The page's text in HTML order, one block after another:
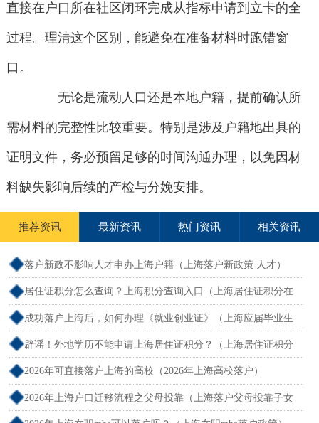
直接在户口所在社区闭环完成从指标申请到立卡的全
过程。理清这个区别，能避免在准备材料时跑错窗
口。
无论是流动人口还是本地户籍，提前确认所
需材料的完整性比较重要。特别是涉及户籍地出具的
证明文件，务必预留足够的时间沟通办理，以免因材
料缺失影响后续的产检与分娩安排。
推荐资讯 最新资讯 热门资讯 相关资讯
落户新政不影响人才申办上海户籍（上海落户新政策 人才）
居住证积分怎么查询？上海积分查询入口（上海居住证积分在
哪查）
成功落户上海后，如何办理《就业创业证》（上海应届毕业生
创业落户）
辟谣！外地学历不能申请上海居住证积分？（上海居住证积分
外地大专可以吗）
2026年可直接落户上海的高校（2026年上海高校落户）
2026年上海户口迁移流程之父母投靠（上海落户父母投靠子女